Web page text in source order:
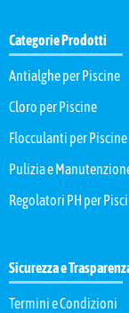
Categorie Prodotti
Antialghe per Piscine
Cloro per Piscine
Flocculanti per Piscine
Pulizia e
Regolatori PH per
Sicurezza e
Termini e Condizioni